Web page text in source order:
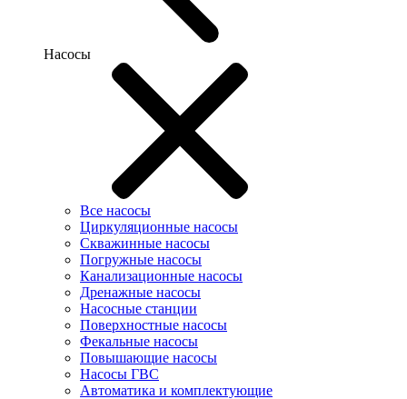
Насосы
Все насосы
Циркуляционные насосы
Скважинные насосы
Погружные насосы
Канализационные насосы
Дренажные насосы
Насосные станции
Поверхностные насосы
Фекальные насосы
Повышающие насосы
Насосы ГВС
Автоматика и комплектующие